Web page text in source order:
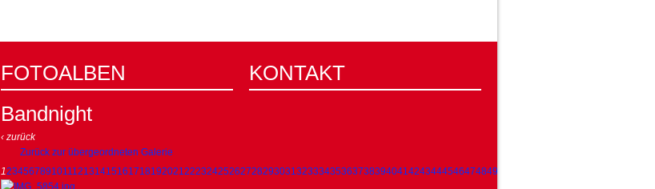
FOTOALBEN
Bandnight
‹ zurück
Zurück zur übergeordneten Galerie
12345678910111213141516171819202122232425262728293031323334353637383940414243444546474849
KONTAKT